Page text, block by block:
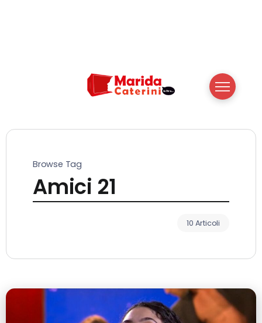
Browse Tag
Amici 21
10 Articoli